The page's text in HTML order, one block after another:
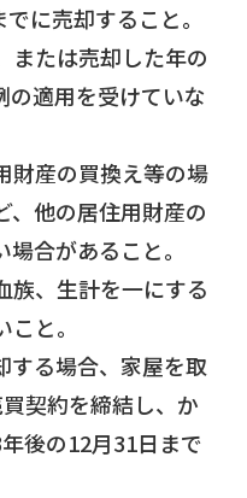
に売却すること。
または売却した年の
の適用を受けていな
財産の買換え等の場
、他の居住用財産の
合があること。
族、生計を一にする
と。
する場合、家屋を取
契約を締結し、か
後の12月31日まで